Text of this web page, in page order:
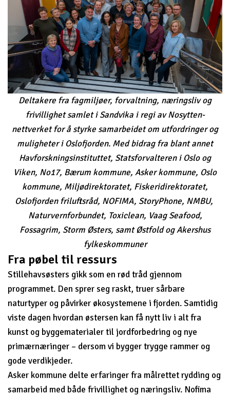
Deltakere fra fagmiljøer, forvaltning, næringsliv og
frivillighet samlet i Sandvika i regi av Nosytten-
nettverket for å styrke samarbeidet om utfordringer og
muligheter i Oslofjorden. Med bidrag fra blant annet
Havforskningsinstituttet, Statsforvalteren i Oslo og
Viken, No17, Bærum kommune, Asker kommune, Oslo
kommune, Miljødirektoratet, Fiskeridirektoratet,
Oslofjorden friluftsråd, NOFIMA, StoryPhone, NMBU,
Naturvernforbundet, Toxiclean, Vaag Seafood,
Fossagrim, Storm Østers, samt Østfold og Akershus
fylkeskommuner
Fra pøbel til ressurs
Stillehavsøsters gikk som en rød tråd gjennom
programmet. Den sprer seg raskt, truer sårbare
naturtyper og påvirker økosystemene i fjorden. Samtidig
viste dagen hvordan østersen kan få nytt liv i alt fra
kunst og byggematerialer til jordforbedring og nye
primærnæringer – dersom vi bygger trygge rammer og
gode verdikjeder.
Asker kommune delte erfaringer fra målrettet rydding og
samarbeid med både frivillighet og næringsliv. Nofima